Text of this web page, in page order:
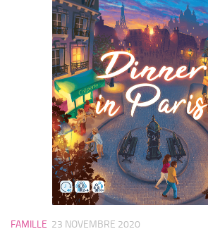
FAMILLE 23 NOVEMBRE 2020